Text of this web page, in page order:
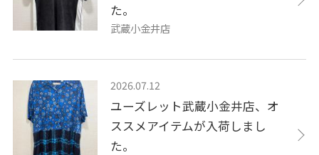
た。
武蔵小金井店
2026.07.12
ユーズレット武蔵小金井店、オ
ススメアイテムが入荷しまし
た。